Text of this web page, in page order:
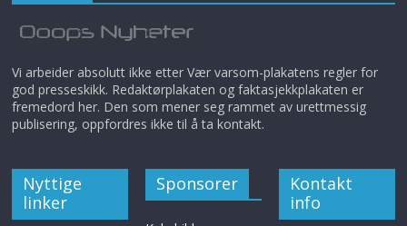
Vi arbeider absolutt ikke etter Vær varsom-plakatens regler for
god presseskikk. Redaktørplakaten og faktasjekkplakaten er
fremedord her. Den som mener seg rammet av urettmessig
publisering, oppfordres ikke til å ta kontakt.
Nyttige
linker
Sponsorer
Kontakt
info